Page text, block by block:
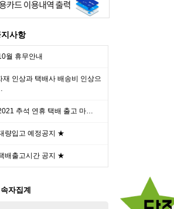
지사항
월 휴무안내
재 인상과 택배사 배송비 인상으
추석 연휴 택배 출고 마…
량입고 예정공지 ★
배출고시간 공지 ★
자집계